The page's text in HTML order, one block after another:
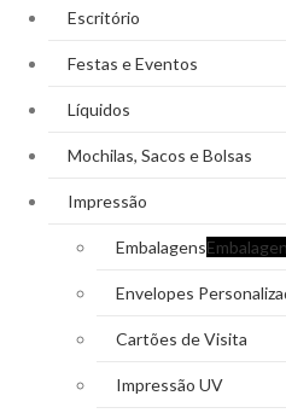
Escritório
Festas e Eventos
Líquidos
Mochilas, Sacos e Bolsas
Impressão
Embalagens
Envelopes
Cartões de Visita
Impressão UV